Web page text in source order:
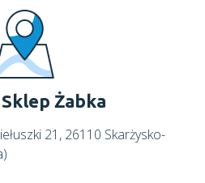
Żabka
21, 26110 Skarżysko-